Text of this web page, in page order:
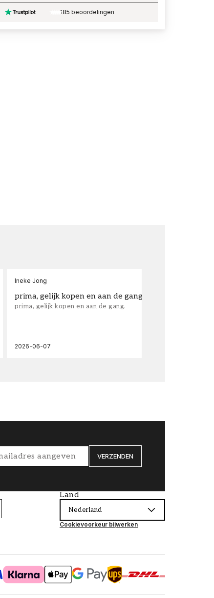
185 beoordelingen
Ineke Jong
prima, gelijk kopen en aan de gang.
prima, gelijk kopen en aan de gang.
2026-06-07
VERZENDEN
Land
Nederland
Cookievoorkeur bijwerken